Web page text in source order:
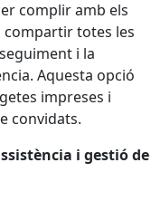
complir amb els
compartir totes les
i la
Aquesta opció
impreses i
convidats.
i gestió de